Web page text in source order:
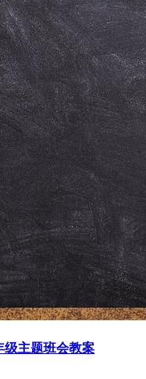
级主题班会教案